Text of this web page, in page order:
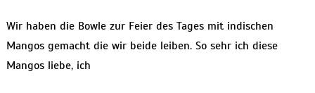
Wir haben die Bowle zur Feier des Tages mit indischen
Mangos gemacht die wir beide leiben. So sehr ich diese
Mangos liebe, ich